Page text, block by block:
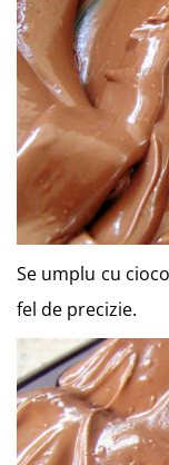
Se umplu cu
fel de precizie.